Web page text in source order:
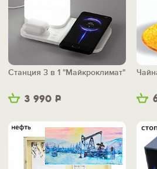
3 990 Р
Станция 3 в 1 "Майкроклимат"